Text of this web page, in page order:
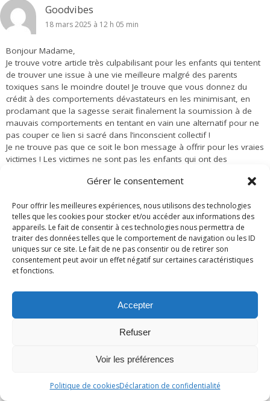
Gérer le consentement
Pour offrir les meilleures expériences, nous utilisons des technologies
telles que les cookies pour stocker et/ou accéder aux informations des
appareils. Le fait de consentir à ces technologies nous permettra de
traiter des données telles que le comportement de navigation ou les ID
uniques sur ce site. Le fait de ne pas consentir ou de retirer son
consentement peut avoir un effet négatif sur certaines caractéristiques
et fonctions.
Accepter
Refuser
Voir les préférences
Politique de cookiesDéclaration de confidentialité
Goodvibes
18 mars 2025 à 12 h 05 min
Bonjour Madame,
Je trouve votre article très culpabilisant pour les enfants qui tentent
de trouver une issue à une vie meilleure malgré des parents
toxiques sans le moindre doute! Je trouve que vous donnez du
crédit à des comportements dévastateurs en les minimisant, en
proclamant que la sagesse serait finalement la soumission à de
mauvais comportements en tentant en vain une alternatif pour ne
pas couper ce lien si sacré dans l’inconscient collectif !
Je ne trouve pas que ce soit le bon message à offrir pour les vraies
victimes ! Les victimes ne sont pas les enfants qui ont des
toxiques dans notre vie suivant une situation, je parle de vraies
une maman de 30 ans avec une mère sociopathe que j’ai protégé
toute ma vie. Ma mère est mythomane alors qu’elle se proclame
être une femme aux grands principes qui ne ment jamais. Elle a
raconté qu’elle avait eu des cancers lorsque j’étais une enfant alors
que c’était totalement faux et c’était pour paraître une victime aux
yeux de tous. Elle m’a maltraité psychologiquement toute mon
dans son lit avec aucun intérêt pour moi, avec des phrases toute
guillerette où j’étais son sac à main qu’elle traînait partout comme
un faire-valoir. Alors que je n’étais qu’une petite fille, si je faisais
une bêtise elle le hurlait dessus en me disant qu’elle allait se jeter
prenant à parti devant les gens pour que je confirme ses
glaçantes et perfides comme le fait que je sais très bien que je suis